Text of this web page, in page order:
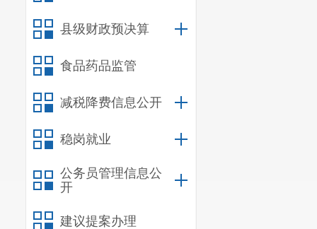
县级财政预决算
食品药品监管
减税降费信息公开
稳岗就业
公务员管理信息公
开
建议提案办理